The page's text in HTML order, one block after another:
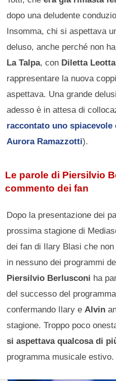
dopo una deludente
Insomma, chi si aspettava
deluso, anche perché non
La Talpa, con Diletta Leotta
rappresentare la nuova
aspettava. Una grande
adesso è in attesa di
raccontato uno
Aurora Ramazzotti).
Le parole di Piersilvio
commento dei fan
Dopo la presentazione dei
prossima stagione di
dei fan di Ilary Blasi che
in nessuno dei programmi
Piersilvio Berlusconi ha
del successo del
confermando Ilary eAlvin
stagione. Troppo poco
si aspettava qualcosa di
programma musicale estivo.